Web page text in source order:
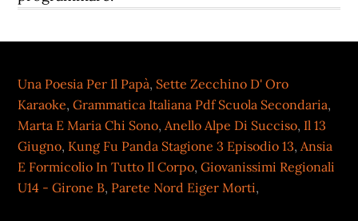
Una Poesia Per Il Papà, Sette Zecchino D' Oro
Karaoke,Grammatica Italiana Pdf Scuola Secondaria,
Marta E Maria Chi Sono,Anello Alpe Di Succiso, Il 13
Giugno, Kung Fu Panda Stagione 3 Episodio 13,Ansia
E Formicolio In Tutto Il Corpo,Giovanissimi Regionali
U14 - Girone B, Parete Nord Eiger Morti,